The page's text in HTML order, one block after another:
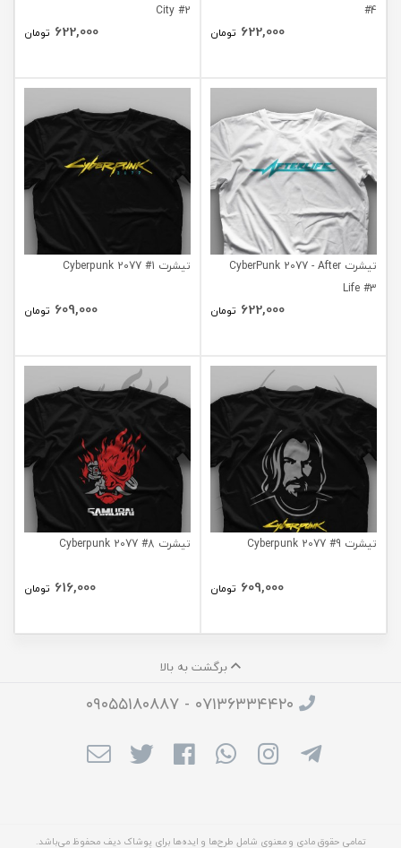
#4
622,000 تومان
City #2
622,000 تومان
تیشرت CyberPunk 2077 - After
Life #3
622,000 تومان
تیشرت Cyberpunk 2077 #1
609,000 تومان
تیشرت Cyberpunk 2077 #9
609,000 تومان
تیشرت Cyberpunk 2077 #8
616,000 تومان
برگشت به بالا
۰۷۱۳۶۳۳۴۴۲۰ - ۰۹۰۵۵۱۸۰۸۸۷
تمامی حقوق مادی و معنوی شامل طرح‌ها و ایده‌ها برای پوشاک دیف محفوظ می‌باشد.